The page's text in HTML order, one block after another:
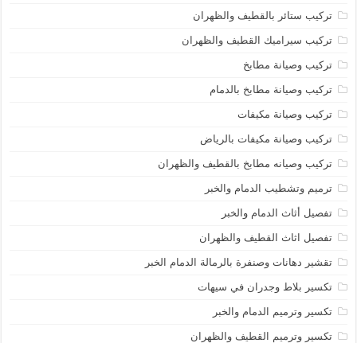
تركيب ستائر بالقطيف والظهران
تركيب سيراميك القطيف والظهران
تركيب وصيانة مطابخ
تركيب وصيانة مطابخ بالدمام
تركيب وصيانة مكيفات
تركيب وصيانة مكيفات بالرياض
تركيب وصيانه مطابخ بالقطيف والظهران
ترميم وتشطيب الدمام والخبر
تفصيل أثاث الدمام والخبر
تفصيل اثاث القطيف والظهران
تقشير دهانات وصنفرة بالرمالة الدمام الخبر
تكسير بلاط وجدران في سيهات
تكسير وترميم الدمام والخبر
تكسير وترميم القطيف والظهران